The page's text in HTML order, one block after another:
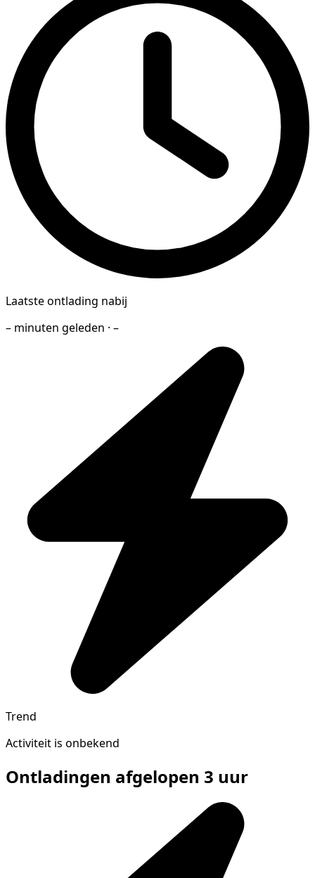
Laatste ontlading nabij
– minuten geleden · –
Trend
Activiteit is onbekend
Ontladingen afgelopen 3 uur